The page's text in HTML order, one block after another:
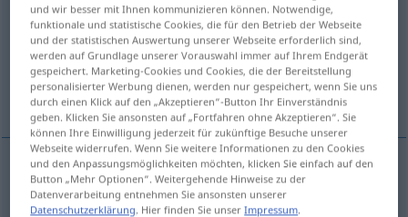
Übersicht aller Übersetzungen
(Für mehr Details die Übersetzung anklicken/antippen)
ligge, skyldes
ligge liegen
und wir besser mit Ihnen kommunizieren können. Notwendige,
funktionale und statistische Cookies, die für den Betrieb der Webseite
und der statistischen Auswertung unserer Webseite erforderlich sind,
werden auf Grundlage unserer Vorauswahl immer auf Ihrem Endgerät
gespeichert. Marketing-Cookies und Cookies, die der Bereitstellung
personalisierter Werbung dienen, werden nur gespeichert, wenn Sie uns
durch einen Klick auf den „Akzeptieren“-Button Ihr Einverständnis
geben. Klicken Sie ansonsten auf „Fortfahren ohne Akzeptieren“. Sie
können Ihre Einwilligung jederzeit für zukünftige Besuche unserer
Webseite widerrufen. Wenn Sie weitere Informationen zu den Cookies
und den Anpassungsmöglichkeiten möchten, klicken Sie einfach auf den
Button „Mehr Optionen“. Weitergehende Hinweise zu der
Datenverarbeitung entnehmen Sie ansonsten unserer
Datenschutzerklärung. Hier finden Sie unserImpressum.